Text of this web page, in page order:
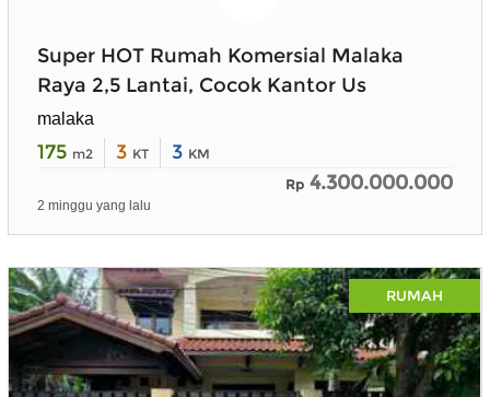
Super HOT Rumah Komersial Malaka
Raya 2,5 Lantai, Cocok Kantor Us
malaka
175 m2 3 KT 3 KM
Rp 4.300.000.000
2 minggu yang lalu
RUMAH